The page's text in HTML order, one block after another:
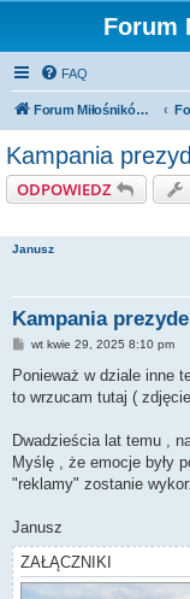
Forum
FAQ
Forum Miłośników Lotnictwa
Kampania
ODPOWIEDZ
Janusz
Kampania
P
s
wt kwie 29, 2025 8:10 pm
Ponieważ w dziale inne
to wrzucam tutaj (
Dwadzieścia lat temu ,
Myślę , że emocje były
"reklamy" zostanie
Janusz
ZAŁĄCZNIKI